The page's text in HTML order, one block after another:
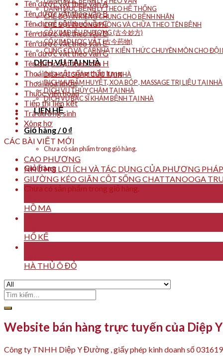
DANH MỤC BỆNH LÝ THEO HỆ THỐNG
CHẾ ĐỘ ĂN KIÊNG CHUNG CHO BỆNH NHÂN
CHẾ ĐỘ ĂN UỐNG PHÒNG VÀ CHỮA THEO TÊN BỆNH
CỔ KIM DIỆU PHƯƠNG (古今妙方)
CỔ KIM DƯỢC VẬT (古今药物)
CỦNG CỐ VÀ CẬP NHẬT KIẾN THỨC CHUYÊN MÔN CHO ĐỘI
DỊCH VỤ TẠI NHÀ
DỊCH VỤ CHÂM CỨU TẠI NHÀ
DỊCH VỤ BẤM HUYỆT, XOA BÓP , MASSAGE TRỊ LIỆU TẠI NHÀ
DỊCH VỤ THỦY CHÂM TẠI NHÀ
DỊCH VỤ BÁC SĨ KHÁM BỆNH TẠI NHÀ
LIÊN HỆ
Giỏ hàng /0 ₫
Chưa có sản phẩm trong giỏ hàng.
Giỏ hàng
Chưa có sản phẩm trong giỏ hàng.
Tên dược vật theo vần A
Tên dược vật theo vần B
Tên dược vật theo vần C
Tên dược vật theo vần D
Tên dược vật theo vần E
Tên dược vật theo vần G
Tên dược vật theo vần H
Thoái hóa cột sống thắt lưng
Thoái hóa khớp
Thuốc viên hoàn
Tiếp thị liên kết
Trà dưỡng sinh
Xông hơ
CÁC BÀI VIẾT MỚI
CAO PHƯƠNG
NHỮNG LỢI ÍCH VÀ TÁC DỤNG CỦA PHƯƠNG
GIƯỜNG KÉO GIÃN CỘT SỐNG CHATTANOOGA
16
HỒ MA
HỔ KẾ
HÀ THỦ Ô ĐỎ
Tìm
kiếm:
Website bán hàng trực tuyến của Diệp
Công ty TNHH Diệp Y Đường , giấy phép kinh doanh số